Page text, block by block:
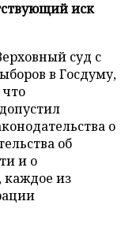
иск
суд с
в Госдуму,
что
о
об
и о
каждое из